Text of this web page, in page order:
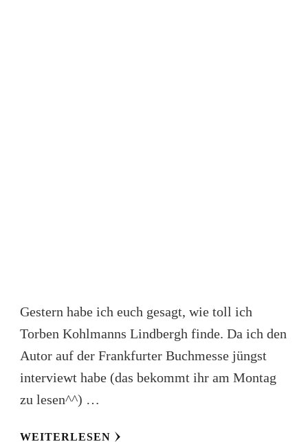
Gestern habe ich euch gesagt, wie toll ich
Torben Kohlmanns Lindbergh finde. Da ich den
Autor auf der Frankfurter Buchmesse jüngst
interviewt habe (das bekommt ihr am Montag
zu lesen^^) …
WEITERLESEN